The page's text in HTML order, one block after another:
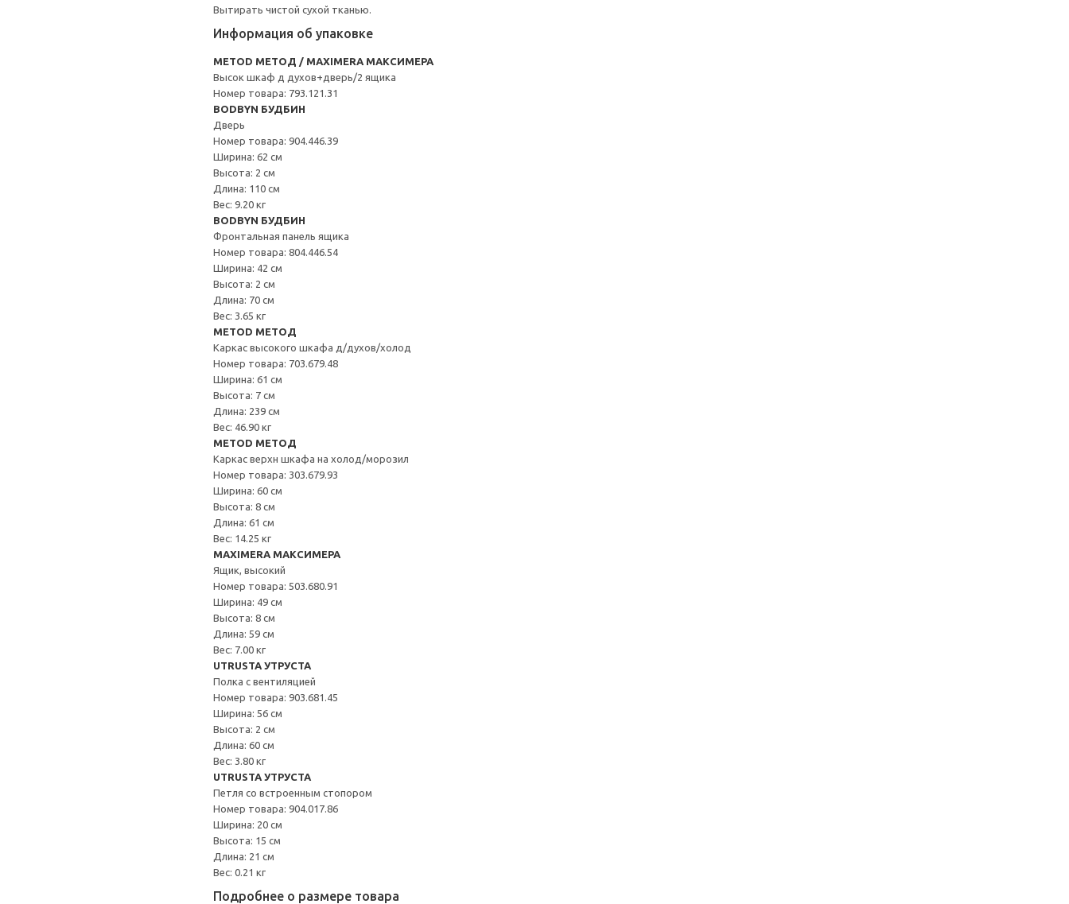
Вытирать чистой сухой тканью.
Информация об упаковке
METOD МЕТОД / MAXIMERA МАКСИМЕРА
Высок шкаф д духов+дверь/2 ящика
Номер товара: 793.121.31
BODBYN БУДБИН
Дверь
Номер товара: 904.446.39
Ширина: 62 см
Высота: 2 см
Длина: 110 см
Вес: 9.20 кг
BODBYN БУДБИН
Фронтальная панель ящика
Номер товара: 804.446.54
Ширина: 42 см
Высота: 2 см
Длина: 70 см
Вес: 3.65 кг
METOD МЕТОД
Каркас высокого шкафа д/духов/холод
Номер товара: 703.679.48
Ширина: 61 см
Высота: 7 см
Длина: 239 см
Вес: 46.90 кг
METOD МЕТОД
Каркас верхн шкафа на холод/морозил
Номер товара: 303.679.93
Ширина: 60 см
Высота: 8 см
Длина: 61 см
Вес: 14.25 кг
MAXIMERA МАКСИМЕРА
Ящик, высокий
Номер товара: 503.680.91
Ширина: 49 см
Высота: 8 см
Длина: 59 см
Вес: 7.00 кг
UTRUSTA УТРУСТА
Полка с вентиляцией
Номер товара: 903.681.45
Ширина: 56 см
Высота: 2 см
Длина: 60 см
Вес: 3.80 кг
UTRUSTA УТРУСТА
Петля со встроенным стопором
Номер товара: 904.017.86
Ширина: 20 см
Высота: 15 см
Длина: 21 см
Вес: 0.21 кг
Подробнее о размере товара